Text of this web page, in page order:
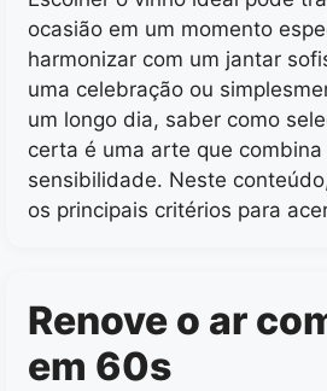
ocasião em um momento
harmonizar com um jantar
uma celebração ou
um longo dia, saber como
certa é uma arte que
sensibilidade. Neste
os principais critérios para
Renove o ar
em 60s